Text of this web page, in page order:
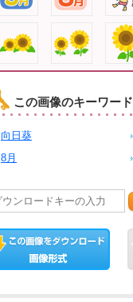
この画像のキーワード
向日葵
8月